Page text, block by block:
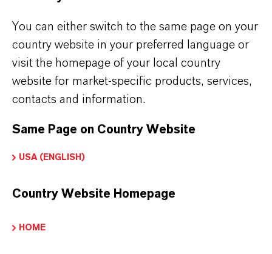
Ein richtig ausgewählter Addocat®-
Katalysator kann sich auch positiv auf
die Endeigenschaften des Produkts
auswirken, wie z. B. die Haftung des
Deckschichten in Sandwichpaneelen.
Finden Sie das richtige Produkt
für Ihren Bedarf
You can either switch to the same page on your
country website in your preferred language or
visit the homepage of your local country
website for market-specific products, services,
contacts and information.
Same Page on Country Website
USA (ENGLISH)
Country Website Homepage
HOME